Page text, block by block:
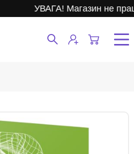
УВАГА! Магазин не